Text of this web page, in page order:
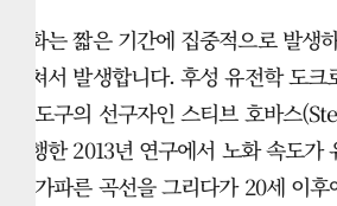
노화는 짧은 기간에 집중적으로 발생
걸쳐서 발생합니다. 후성 유전학 도
화 도구의 선구자인 스티브 호바스
수행한 2013년 연구에서 노화 속도
지 가파른 곡선을 그리다가 20세 이